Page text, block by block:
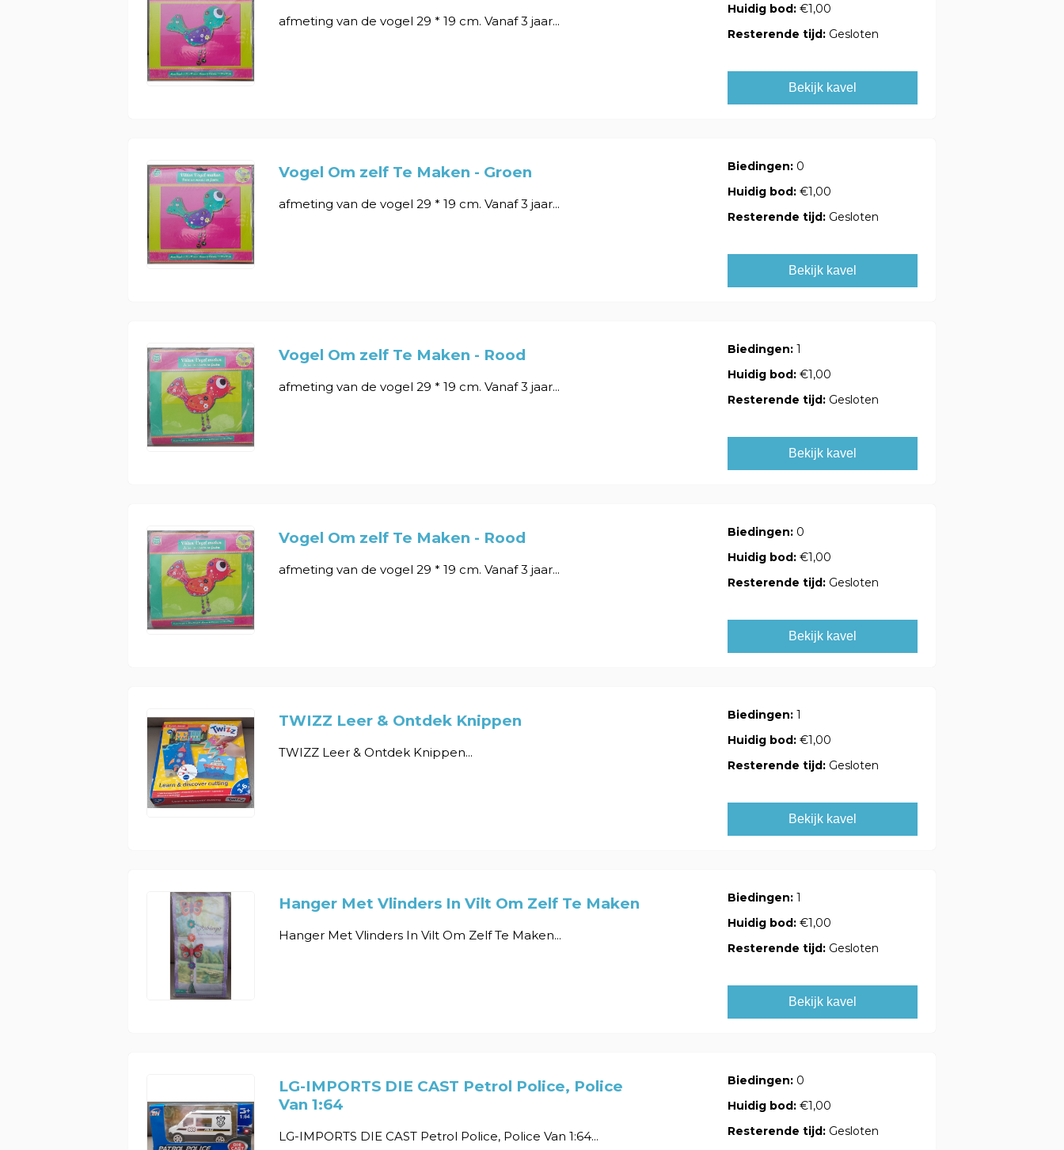
afmeting van de vogel 29 * 19 cm. Vanaf 3 jaar...
Huidig bod:€1,00
Resterende tijd: Gesloten
Bekijk kavel
Vogel Om zelf Te Maken - Groen
afmeting van de vogel 29 * 19 cm. Vanaf 3 jaar...
Biedingen: 0
Huidig bod:€1,00
Resterende tijd: Gesloten
Bekijk kavel
Vogel Om zelf Te Maken - Rood
afmeting van de vogel 29 * 19 cm. Vanaf 3 jaar...
Biedingen: 1
Huidig bod:€1,00
Resterende tijd: Gesloten
Bekijk kavel
Vogel Om zelf Te Maken - Rood
afmeting van de vogel 29 * 19 cm. Vanaf 3 jaar...
Biedingen: 0
Huidig bod:€1,00
Resterende tijd: Gesloten
Bekijk kavel
TWIZZ Leer & Ontdek Knippen
TWIZZ Leer & Ontdek Knippen...
Biedingen: 1
Huidig bod:€1,00
Resterende tijd: Gesloten
Bekijk kavel
Hanger Met Vlinders In Vilt Om Zelf Te Maken
Hanger Met Vlinders In Vilt Om Zelf Te Maken...
Biedingen: 1
Huidig bod:€1,00
Resterende tijd: Gesloten
Bekijk kavel
LG-IMPORTS DIE CAST Petrol Police, Police
Van 1:64
LG-IMPORTS DIE CAST Petrol Police, Police Van 1:64...
Biedingen: 0
Huidig bod:€1,00
Resterende tijd: Gesloten